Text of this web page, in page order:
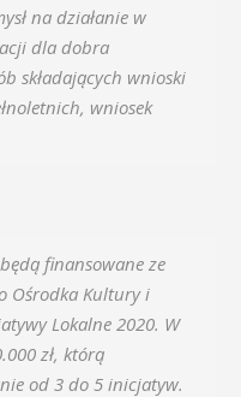
na działanie w
dla dobra
składających wnioski
wniosek
finansowane ze
Ośrodka Kultury i
Lokalne 2020. W
zł, którą
od 3 do 5 inicjatyw.